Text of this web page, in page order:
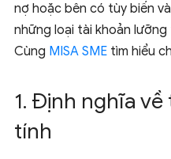
nợ hoặc bên có tùy biến
những loại tài khoản
Cùng MISA SME tìm hiểu
1. Định nghĩa
tính